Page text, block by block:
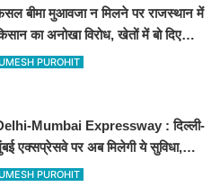
बीमा मुआवजा न मिलने पर राजस्थान में
का अनोखा विरोध, खेतों में बो दिए
500 रुपए के नोट, वीडियो वायरल
PUROHIT
Mumbai Expressway : दिल्ली-
एक्सप्रेसवे पर अब मिलेगी ये सुविधा,
सर्विस से तुरंत घायल पहुंचेगा
PUROHIT